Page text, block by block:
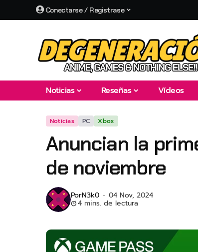
Conectarse / Registrase
Noticias Reseñas Vídeos
Noticias PC Xbox
Anuncian la
de noviembre
PorN3k0 04 Nov, 2024
4 mins. de lectura